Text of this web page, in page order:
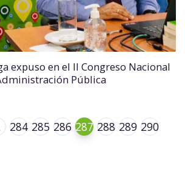
expuso en el II Congreso Nacional
Pública
284 285 286 287 288 289 290